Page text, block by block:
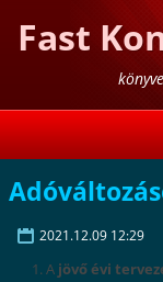
Fast
2021.12.09 12:29
A jövő évi